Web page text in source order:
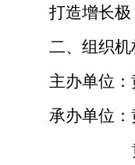
打造增长极
二、组织机
主办单位
承办单位